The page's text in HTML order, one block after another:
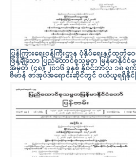
ပြန်ကြားရေးဝန်ကြီးဌာန ပုံနှိပ်ရေးနှင့်ထု
ဖြန့်ချိသော ပြည်ထောင်စုသမ္မတ မြန်မာနိုင်
အမှတ် (၄၈)၊ ၂၀၁၆ ခုနှစ် နိုဝင်ဘာလ ၁၈
ဗိမာန် စာအုပ်အရောင်းဆိုင်တွင် ဝယ်ယူရရှိနိုင်